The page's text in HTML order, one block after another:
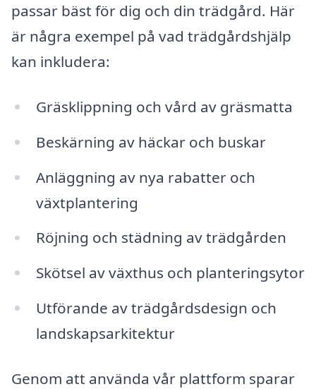
passar bäst för dig och din trädgård. Här
är några exempel på vad trädgårdshjälp
kan inkludera:
Gräsklippning och vård av gräsmatta
Beskärning av häckar och buskar
Anläggning av nya rabatter och
växtplantering
Röjning och städning av trädgården
Skötsel av växthus och planteringsytor
Utförande av trädgårdsdesign och
landskapsarkitektur
Genom att använda vår plattform sparar